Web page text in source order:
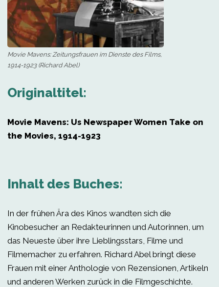
Movie Mavens: Zeitungsfrauen im Dienste des Films,
1914-1923 (Richard Abel)
Originaltitel:
Movie Mavens: Us Newspaper Women Take on
the Movies, 1914-1923
Inhalt des Buches:
In der frühen Ära des Kinos wandten sich die
Kinobesucher an Redakteurinnen und Autorinnen, um
das Neueste über ihre Lieblingsstars, Filme und
Filmemacher zu erfahren. Richard Abel bringt diese
Frauen mit einer Anthologie von Rezensionen, Artikeln
und anderen Werken zurück in die Filmgeschichte.